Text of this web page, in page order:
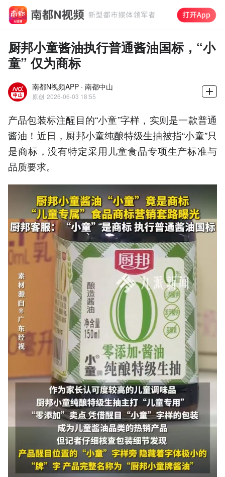
厨邦小童酱油执行普通酱油国标，“小
童” 仅为商标
南都N视频APP · 南都中山
原创 2026-06-03 18:55
产品包装标注醒目的“小童”字样，实则是一款普通
酱油！近日，厨邦小童纯酿特级生抽被指“小童”只
是商标，没有特定采用儿童食品专项生产标准与
品质要求。